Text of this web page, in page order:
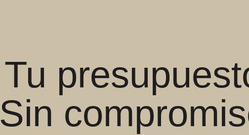
Tu
Sin